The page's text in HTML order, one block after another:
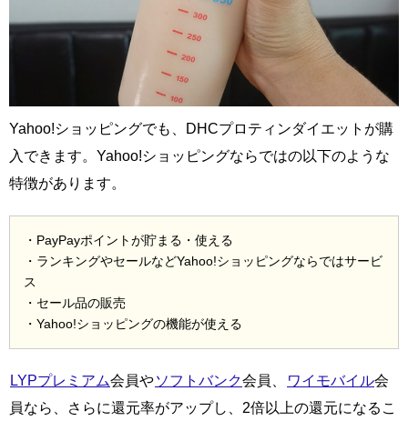
Yahoo!ショッピングでも、DHCプロティンダイエットが購
入できます。Yahoo!ショッピングならではの以下のような
特徴があります。
・PayPayポイントが貯まる・使える
・ランキングやセールなどYahoo!ショッピングならではサービ
ス
・セール品の販売
・Yahoo!ショッピングの機能が使える
LYPプレミアム会員やソフトバンク会員、 ワイモバイル会
員なら、さらに還元率がアップし、2倍以上の還元になるこ